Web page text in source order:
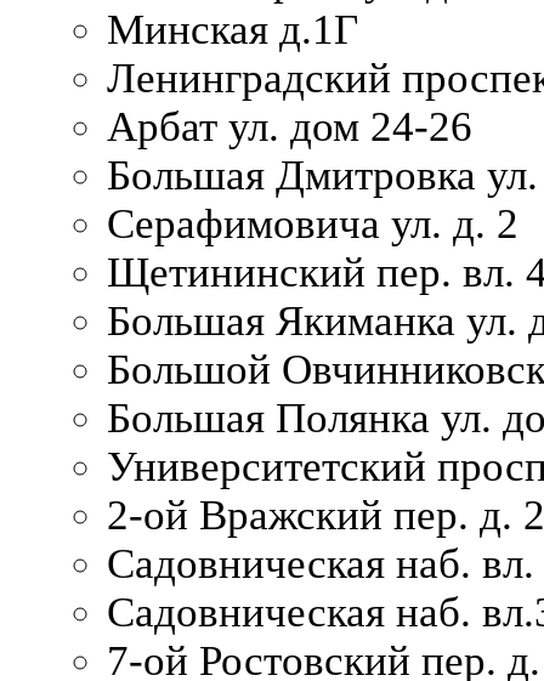
Минская д.1Г
Ленинградский
Арбат ул. дом 24-26
Большая Дмитровка
Серафимовича ул. д. 2
Щетининский пер. вл.
Большая Якиманка ул.
Большой
Большая Полянка ул.
Университетский
2-ой Вражский пер. д. 2
Садовническая наб.
Садовническая наб.
7-ой Ростовский пер.